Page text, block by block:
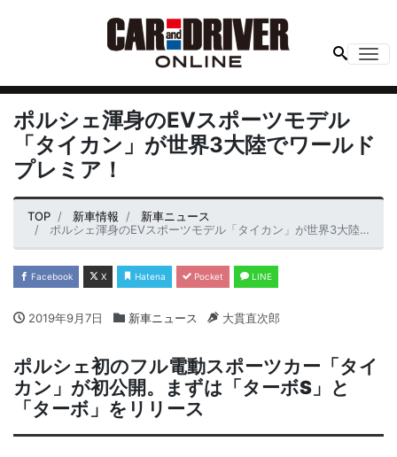
ポルシェ渾身のEVスポーツモデル
「タイカン」が世界3大陸でワールド
プレミア！
TOP 新車情報
新車ニュース
ポルシェ渾身のEVスポーツモデル「タイカン」が世界3大陸でワールドプレミア！
Facebook X Hatena Pocket LINE
2019年9月7日 新車ニュース 大貫直次郎
ポルシェ初のフル電動スポーツカー「タイ
カン」が初公開。まずは「ターボS」と
「ターボ」をリリース